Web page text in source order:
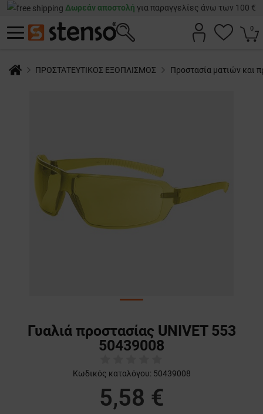
Δωρεάν αποστολή για παραγγελίες άνω των 100 €
0
ΠΡΟΣΤΑΤΕΥΤΙΚΟΣ ΕΞΟΠΛΙΣΜΟΣ Προστασία ματιών και
Γυαλιά προστασίας UNIVET 553
50439008
Κωδικός καταλόγου: 50439008
5,58 €